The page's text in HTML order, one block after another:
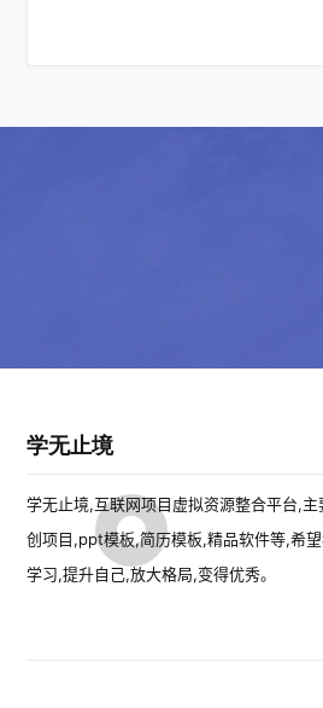
学无止境
学无止境,互联网项目虚拟资源整合平台,主
创项目,ppt模板,简历模板,精品软件等,希
学习,提升自己,放大格局,变得优秀。